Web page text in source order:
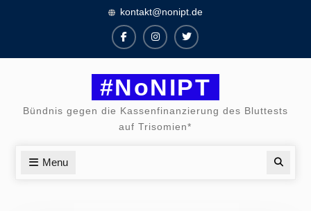
kontakt@nonipt.de
FacebookInstagram
Twitter
#NoNIPT
Bündnis gegen die Kassenfinanzierung des Bluttests
auf Trisomien*
Menu